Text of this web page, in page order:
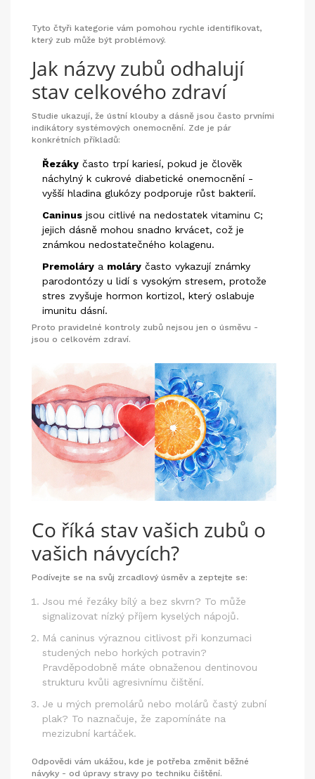
Tyto čtyři kategorie vám pomohou rychle identifikovat,
který zub může být problémový.
Jak názvy zubů odhalují
stav celkového zdraví
Studie ukazují, že ústní klouby a dásně jsou často prvními
indikátory systémových onemocnění. Zde je pár
konkrétních příkladů:
Řezáky často trpí kariesí, pokud je člověk
náchylný k cukrové diabetické onemocnění -
vyšší hladina glukózy podporuje růst bakterií.
Caninus jsou citlivé na nedostatek vitaminu C;
jejich dásně mohou snadno krvácet, což je
známkou nedostatečného kolagenu.
Premoláry a moláry často vykazují známky
parodontózy u lidí s vysokým stresem, protože
stres zvyšuje hormon kortizol, který oslabuje
imunitu dásní.
Proto pravidelné kontroly zubů nejsou jen o úsměvu -
jsou o celkovém zdraví.
Co říká stav vašich zubů o
vašich návycích?
Podívejte se na svůj zrcadlový úsměv a zeptejte se:
Jsou mé řezáky bílý a bez skvrn? To může
signalizovat nízký příjem kyselých nápojů.
Má caninus výraznou citlivost při konzumaci
studených nebo horkých potravin?
Pravděpodobně máte obnaženou dentinovou
strukturu kvůli agresivnímu čištění.
Je u mých premolárů nebo molárů častý zubní
plak? To naznačuje, že zapomínáte na
mezizubní kartáček.
Odpovědi vám ukážou, kde je potřeba změnit běžné
návyky - od úpravy stravy po techniku čištění.